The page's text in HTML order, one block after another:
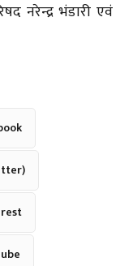
नरेन्द्र भंडारी एवं